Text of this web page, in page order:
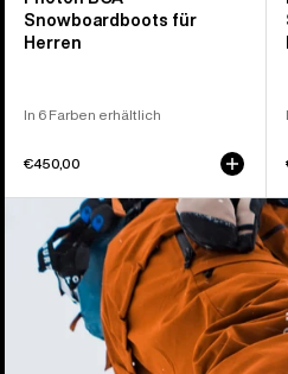
Snowboardboots für
Herren
In 6 Farben erhältlich
€450,00